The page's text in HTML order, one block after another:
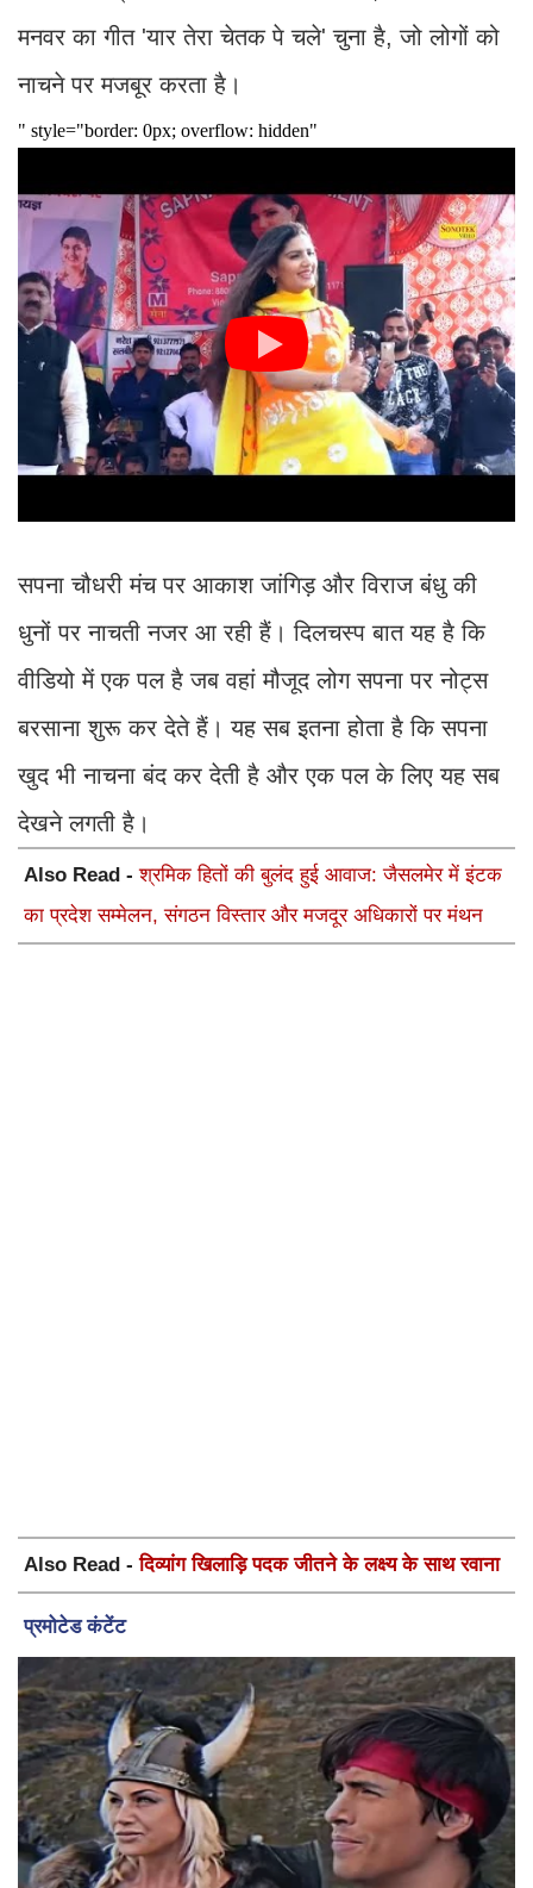
मनवर का गीत 'यार तेरा चेतक पे चले' चुना है, जो लोगों को
नाचने पर मजबूर करता है।
सपना चौधरी मंच पर आकाश जांगिड़ और विराज बंधु की
धुनों पर नाचती नजर आ रही हैं। दिलचस्प बात यह है कि
वीडियो में एक पल है जब वहां मौजूद लोग सपना पर नोट्स
बरसाना शुरू कर देते हैं। यह सब इतना होता है कि सपना
खुद भी नाचना बंद कर देती है और एक पल के लिए यह सब
देखने लगती है।
Also Read -श्रमिक हितों की बुलंद हुई आवाज: जैसलमेर में इंटक
का प्रदेश सम्मेलन, संगठन विस्तार और मजदूर अधिकारों पर मंथन
Also Read -दिव्यांग खिलाड़ि पदक जीतने के लक्ष्य के साथ रवाना